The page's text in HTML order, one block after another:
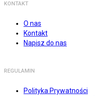
KONTAKT
O nas
Kontakt
Napisz do nas
REGULAMIN
Polityka Prywatności